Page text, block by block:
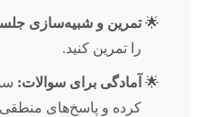
تمرین و شبیه‌سازی
را تمرین کنید.
آمادگی برای سوالات:
کرده و پاسخ‌های منطقی